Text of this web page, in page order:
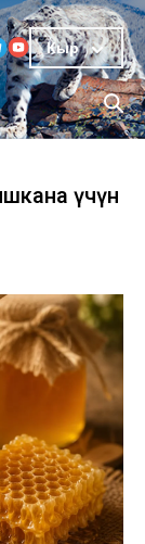
Кыр
үчүн